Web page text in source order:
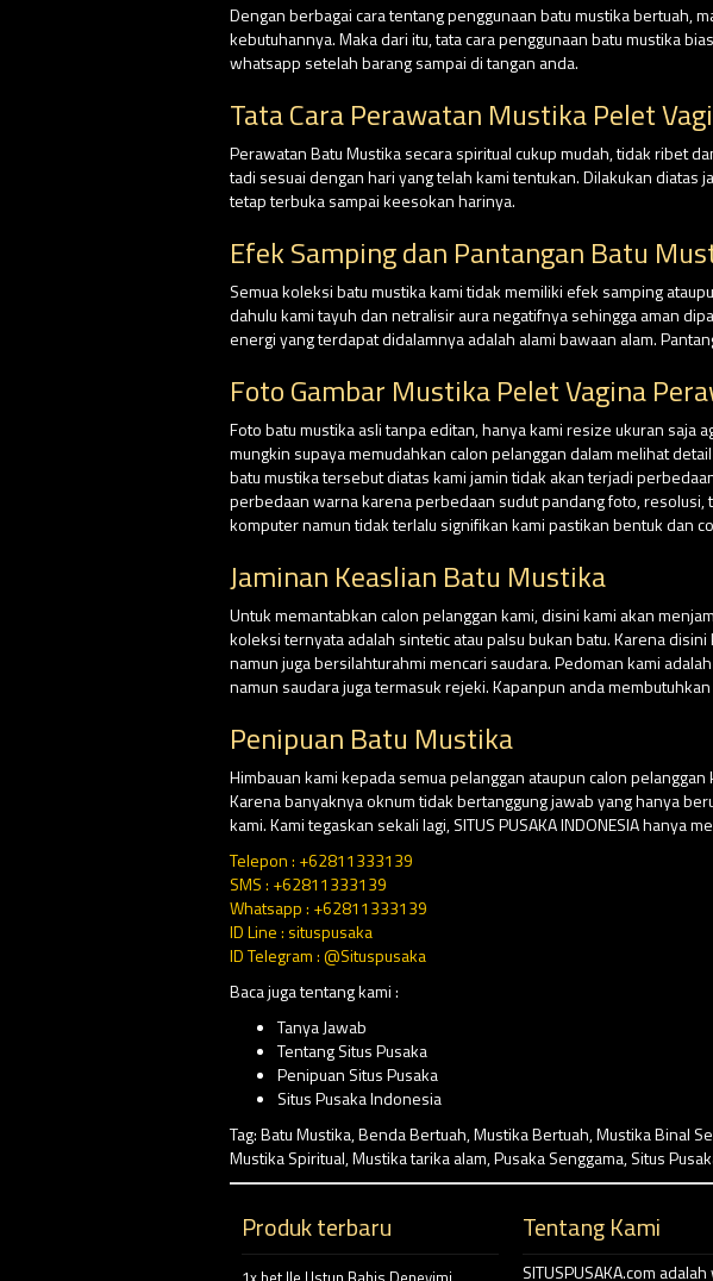
Dengan berbagai cara tentang penggunaan batu mustika bertuah,
kebutuhannya. Maka dari itu, tata cara penggunaan batu mustika
whatsapp setelah barang sampai di tangan anda.
Tata Cara Perawatan Mustika Pelet
Perawatan Batu Mustika secara spiritual cukup mudah, tidak ribet
tadi sesuai dengan hari yang telah kami tentukan. Dilakukan
tetap terbuka sampai keesokan harinya.
Efek Samping dan Pantangan Batu
Semua koleksi batu mustika kami tidak memiliki efek samping
dahulu kami tayuh dan netralisir aura negatifnya sehingga aman
energi yang terdapat didalamnya adalah alami bawaan alam.
Foto Gambar Mustika Pelet Vagina
Foto batu mustika asli tanpa editan, hanya kami resize ukuran
mungkin supaya memudahkan calon pelanggan dalam melihat
batu mustika tersebut diatas kami jamin tidak akan terjadi
perbedaan warna karena perbedaan sudut pandang foto,
komputer namun tidak terlalu signifikan kami pastikan bentuk dan
Jaminan Keaslian Batu Mustika
Untuk memantabkan calon pelanggan kami, disini kami akan
koleksi ternyata adalah sintetic atau palsu bukan batu. Karena
namun juga bersilahturahmi mencari saudara. Pedoman kami
namun saudara juga termasuk rejeki. Kapanpun anda
Penipuan Batu Mustika
Himbauan kami kepada semua pelanggan ataupun calon
Karena banyaknya oknum tidak bertanggung jawab yang hanya
kami. Kami tegaskan sekali lagi, SITUS PUSAKA INDONESIA hanya
Telepon : +62811333139
SMS : +62811333139
Whatsapp : +62811333139
ID Line : situspusaka
ID Telegram : @Situspusaka
Baca juga tentang kami :
Tanya Jawab
Tentang Situs Pusaka
Penipuan Situs Pusaka
Situs Pusaka Indonesia
Tag:Batu Mustika,Benda Bertuah,Mustika Bertuah,Mustika Binal
Mustika Spiritual,Mustika tarika alam,Pusaka Senggama,Situs
Produk terbaru Tentang Kami
SITUSPUSAKA.com